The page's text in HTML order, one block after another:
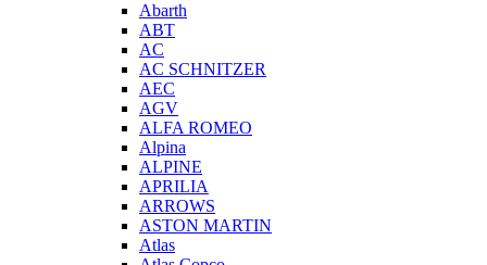
Abarth
ABT
AC
AC SCHNITZER
AEC
AGV
ALFA ROMEO
Alpina
ALPINE
APRILIA
ARROWS
ASTON MARTIN
Atlas